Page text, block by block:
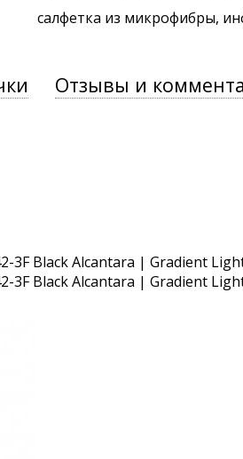
салфетка из микрофибры,
Отзывы и